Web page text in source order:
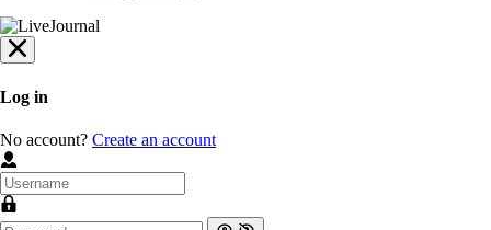
Log in
No account? Create an account